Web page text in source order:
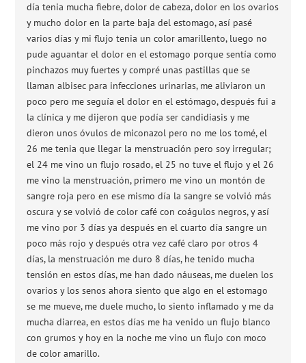
día tenia mucha fiebre, dolor de cabeza, dolor en los ovarios
y mucho dolor en la parte baja del estomago, así pasé
varios días y mi flujo tenia un color amarillento, luego no
pude aguantar el dolor en el estomago porque sentía como
pinchazos muy fuertes y compré unas pastillas que se
llaman albisec para infecciones urinarias, me aliviaron un
poco pero me seguía el dolor en el estómago, después fui a
la clínica y me dijeron que podía ser candidiasis y me
dieron unos óvulos de miconazol pero no me los tomé, el
26 me tenia que llegar la menstruación pero soy irregular;
el 24 me vino un flujo rosado, el 25 no tuve el flujo y el 26
me vino la menstruación, primero me vino un montón de
sangre roja pero en ese mismo día la sangre se volvió más
oscura y se volvió de color café con coágulos negros, y así
me vino por 3 días ya después en el cuarto día sangre un
poco más rojo y después otra vez café claro por otros 4
días, la menstruación me duro 8 días, he tenido mucha
tensión en estos días, me han dado náuseas, me duelen los
ovarios y los senos ahora siento que algo en el estomago
se me mueve, me duele mucho, lo siento inflamado y me da
mucha diarrea, en estos días me ha venido un flujo blanco
con grumos y hoy en la noche me vino un flujo con moco
de color amarillo.